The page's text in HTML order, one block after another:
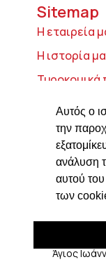
Αυτός ο
την
ανάλυση
αυτού
των
Sitemap
Η εταιρεία
Η ιστορία
Τυροκομικά
Προϊόντα
Τοσίτσα
Συνταγές
Επικοινωνία
Δαβάκη 7,
Άγιος